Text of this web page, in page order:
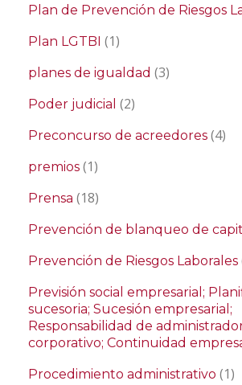
Plan de Prevención de Riesgos
Plan LGTBI (1)
planes de igualdad (3)
Poder judicial (2)
Preconcurso de acreedores (4)
premios (1)
Prensa (18)
Prevención de blanqueo de
Prevención de Riesgos Laborales
Previsión social empresarial;
sucesoria; Sucesión empresarial;
Responsabilidad de
corporativo; Continuidad
Procedimiento administrativo (1)